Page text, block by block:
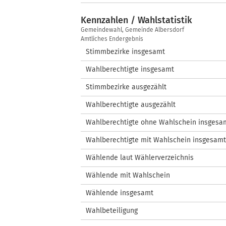
Kennzahlen / Wahlstatistik
Kennzahlen
/
Wahlstatistik
Gemeindewahl, Gemeinde Albersdorf
Amtliches Endergebnis
Stimmbezirke insgesamt
Wahlberechtigte insgesamt
Stimmbezirke ausgezählt
Wahlberechtigte ausgezählt
Wahlberechtigte ohne Wahlschein
Wahlberechtigte mit Wahlschein insgesamt
Wählende laut Wählerverzeichnis
Wählende mit Wahlschein
Wählende insgesamt
Wahlbeteiligung